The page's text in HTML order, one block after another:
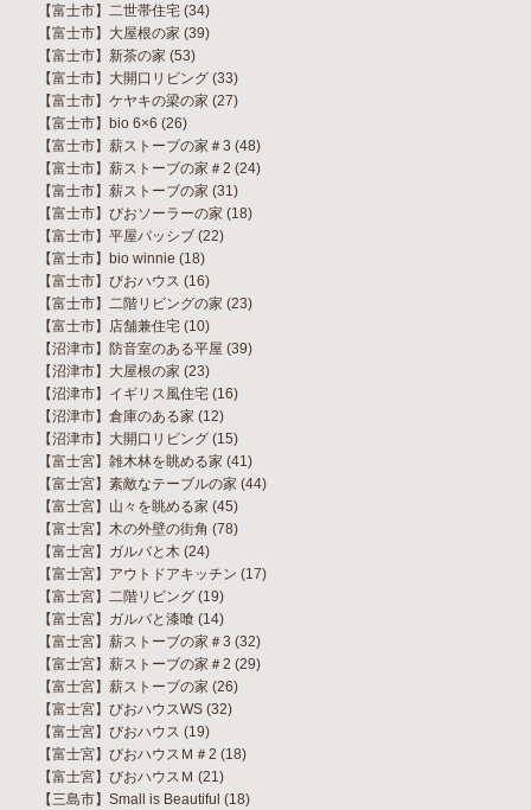
【富士市】二世帯住宅 (34)
【富士市】大屋根の家 (39)
【富士市】新茶の家 (53)
【富士市】大開口リビング (33)
【富士市】ケヤキの梁の家 (27)
【富士市】bio 6×6 (26)
【富士市】薪ストーブの家＃3 (48)
【富士市】薪ストーブの家＃2 (24)
【富士市】薪ストーブの家 (31)
【富士市】びおソーラーの家 (18)
【富士市】平屋パッシブ (22)
【富士市】bio winnie (18)
【富士市】びおハウス (16)
【富士市】二階リビングの家 (23)
【富士市】店舗兼住宅 (10)
【沼津市】防音室のある平屋 (39)
【沼津市】大屋根の家 (23)
【沼津市】イギリス風住宅 (16)
【沼津市】倉庫のある家 (12)
【沼津市】大開口リビング (15)
【富士宮】雑木林を眺める家 (41)
【富士宮】素敵なテーブルの家 (44)
【富士宮】山々を眺める家 (45)
【富士宮】木の外壁の街角 (78)
【富士宮】ガルバと木 (24)
【富士宮】アウトドアキッチン (17)
【富士宮】二階リビング (19)
【富士宮】ガルバと漆喰 (14)
【富士宮】薪ストーブの家＃3 (32)
【富士宮】薪ストーブの家＃2 (29)
【富士宮】薪ストーブの家 (26)
【富士宮】びおハウスWS (32)
【富士宮】びおハウス (19)
【富士宮】びおハウスＭ＃2 (18)
【富士宮】びおハウスＭ (21)
【三島市】Small is Beautiful (18)